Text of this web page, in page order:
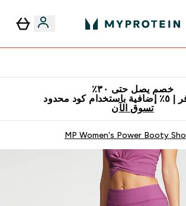
خصم يصل حتى ٣٠٪
محدود
تسوق الآن
MP Women's Power Booty